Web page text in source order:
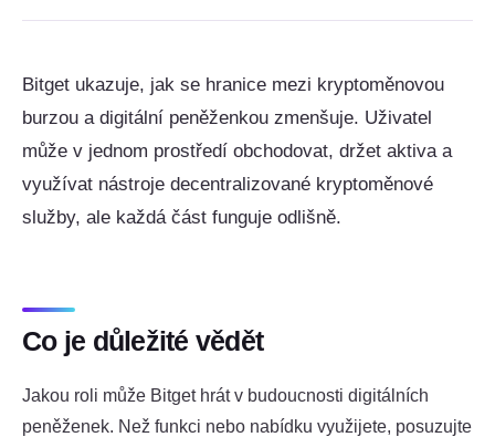
Bitget ukazuje, jak se hranice mezi kryptoměnovou
burzou a digitální peněženkou zmenšuje. Uživatel
může v jednom prostředí obchodovat, držet aktiva a
využívat nástroje decentralizované kryptoměnové
služby, ale každá část funguje odlišně.
Co je důležité vědět
Jakou roli může Bitget hrát v budoucnosti digitálních
peněženek. Než funkci nebo nabídku využijete, posuzujte